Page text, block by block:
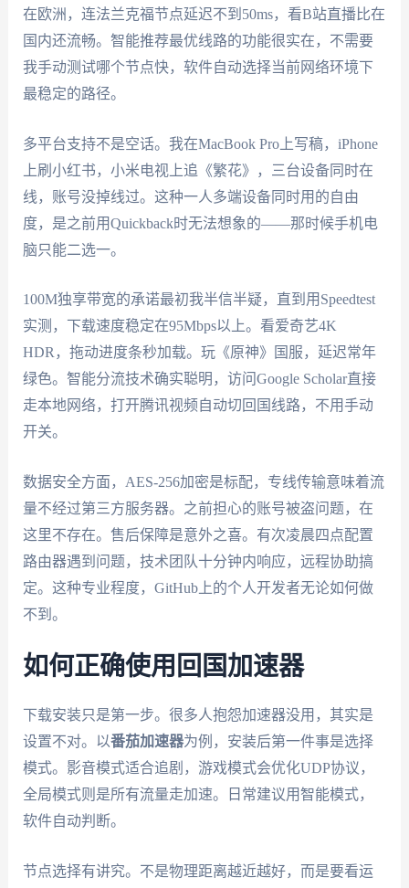
在欧洲，连法兰克福节点延迟不到50ms，看B站直播比在
国内还流畅。智能推荐最优线路的功能很实在，不需要
我手动测试哪个节点快，软件自动选择当前网络环境下
最稳定的路径。
多平台支持不是空话。我在MacBook Pro上写稿，iPhone
上刷小红书，小米电视上追《繁花》，三台设备同时在
线，账号没掉线过。这种一人多端设备同时用的自由
度，是之前用Quickback时无法想象的——那时候手机电
脑只能二选一。
100M独享带宽的承诺最初我半信半疑，直到用Speedtest
实测，下载速度稳定在95Mbps以上。看爱奇艺4K
HDR，拖动进度条秒加载。玩《原神》国服，延迟常年
绿色。智能分流技术确实聪明，访问Google Scholar直接
走本地网络，打开腾讯视频自动切回国线路，不用手动
开关。
数据安全方面，AES-256加密是标配，专线传输意味着流
量不经过第三方服务器。之前担心的账号被盗问题，在
这里不存在。售后保障是意外之喜。有次凌晨四点配置
路由器遇到问题，技术团队十分钟内响应，远程协助搞
定。这种专业程度，GitHub上的个人开发者无论如何做
不到。
如何正确使用回国加速器
下载安装只是第一步。很多人抱怨加速器没用，其实是
设置不对。以番茄加速器为例，安装后第一件事是选择
模式。影音模式适合追剧，游戏模式会优化UDP协议，
全局模式则是所有流量走加速。日常建议用智能模式，
软件自动判断。
节点选择有讲究。不是物理距离越近越好，而是要看运